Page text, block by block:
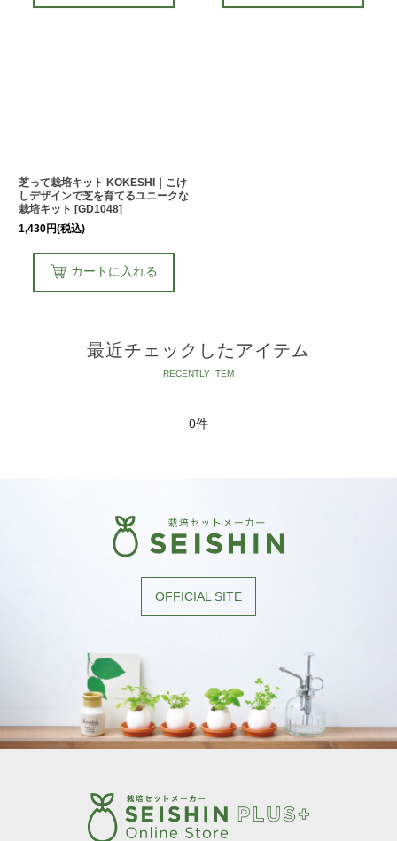
芝って栽培キット KOKESHI｜こけ
しデザインで芝を育てるユニークな
栽培キット [GD1048]
1,430円(税込)
カートに入れる
最近チェックしたアイテム
0件
OFFICIAL SITE